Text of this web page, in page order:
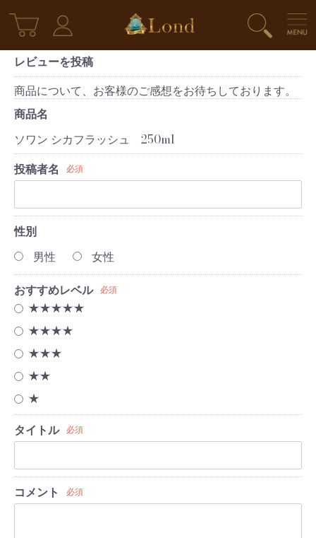
レビューを投稿
商品について、お客様のご感想をお待ちしております。
商品名
ソワン シカフラッシュ 250ml
投稿者名
必須
性別
男性
女性
おすすめレベル 必須
★★★★★
★★★★
★★★
★★
★
タイトル 必須
コメント 必須